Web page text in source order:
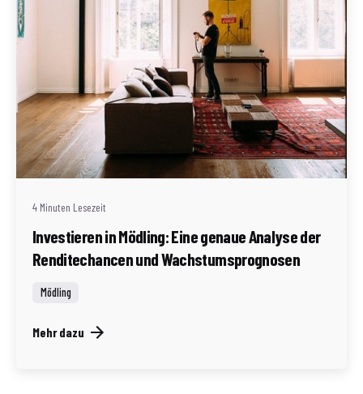
Geschrieben von
Redaktion Immofragen Bezirk Mödling (AT)
4 Minuten Lesezeit
Investieren in Mödling: Eine genaue Analyse der
Renditechancen und Wachstumsprognosen
Mödling
Mehr dazu